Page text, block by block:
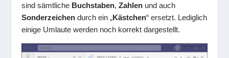
sind sämtliche Buchstaben,Zahlen und auch
Sonderzeichendurch ein „Kästchen“ ersetzt. Lediglich
einige Umlaute werden noch korrekt dargestellt.